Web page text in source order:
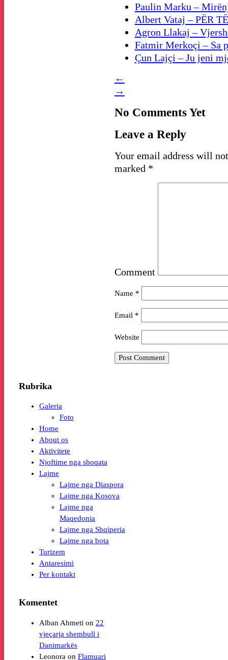
Paulin Marku –
Albert Vataj – PËR
Agron Llakaj –
Fatmir Merkoçi – Sa
Çun Lajçi – Ju jeni
←
→
No Comments Yet
Leave a Reply
Your email address will
marked *
Comment
Name *
Email *
Website
Rubrika
Galeria
Foto
Home
About os
Aktivitete
Njoftime nga shoqata
Lajme
Lajme nga Diaspora
Lajme nga Kosova
Lajme nga
Maqedonia
Lajme nga Shqiperia
Lajme nga bota
Turizem
Antaresimi
Per kontakt
Komentet
Alban Ahmeti on 22
vjeçarja shembull i
Danimarkës‏
Leonora on Flamuari